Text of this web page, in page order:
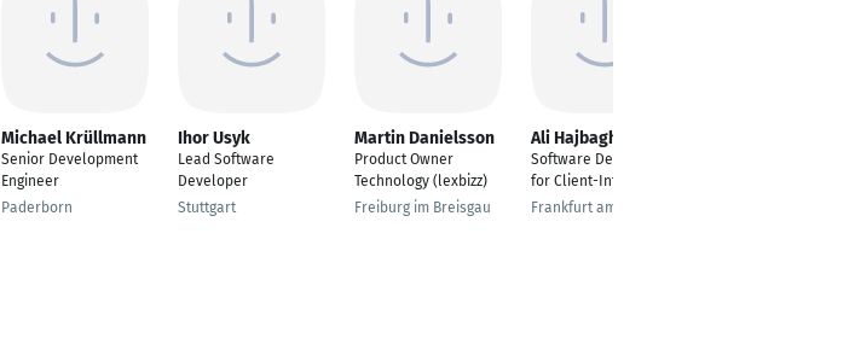
Michael Krüllmann
Senior Development
Engineer
Paderborn
Ihor Usyk
Lead Software
Developer
Stuttgart
Martin Danielsson
Product Owner
Technology (lexbizz)
Freiburg im Breisgau
Ali Hajbagheri
Software Developer
for Client-Integration
Frankfurt am Main